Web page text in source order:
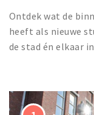
VRIJE TIJD
Sport
Ontdek wat de
heeft als nieuwe
de stad én elkaar